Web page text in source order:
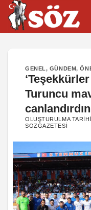
İçeriğe
atla
GENEL, GÜNDEM,
Turuncu
OLUŞTURULMA
SOZGAZETESI